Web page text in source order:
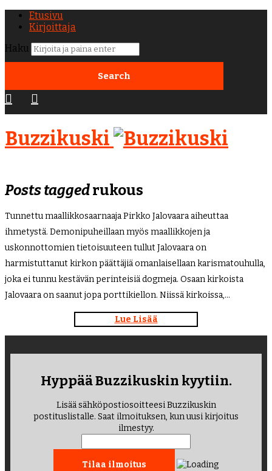
Etusivu
Kirjoittaja
Haku
Buzzikuski
Posts taggedrukous
Tunnettu maallikkosaarnaaja Pirkko Jalovaara aiheuttaa
ihmetystä. Demonipuheillaan myös maallikkojen ja
uskonnottomien tietoisuuteen tullut Jalovaara on
harmistuttanut kirkon päättäjiä omanlaisellaan karismatouhulla,
joka ei tunnu kestävän perinteisiä dogmeja. Osaan kirkoista
Jalovaara on saanut jopa porttikiellon. Niissä kirkoissa,…
Lue Lisää
Hyppää Buzzikuskin kyytiin.
Lisää sähköpostiosoitteesi Buzzikuskin
postituslistalle. Saat ilmoituksen, kun uusi kirjoitus
ilmestyy.